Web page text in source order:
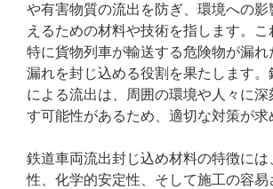
や有害物質の流出を防ぎ、環境への影
えるための材料や技術を指します。こ
特に貨物列車が輸送する危険物が漏
漏れを封じ込める役割を果たします
による流出は、周囲の環境や人々に
す可能性があるため、適切な対策が求
鉄道車両流出封じ込め材料の特徴には
性、化学的安定性、そして施工の容易